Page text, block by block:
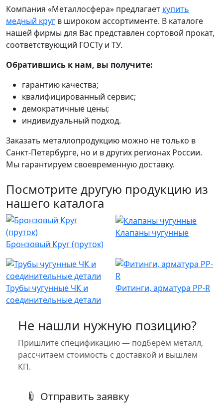
Компания «Металлосфера» предлагает купить
медный круг в широком ассортименте. В каталоге
нашей фирмы для Вас представлен сортовой прокат,
соответствующий ГОСТу и ТУ.
Обратившись к нам, вы получите:
гарантию качества;
квалифицированный сервис;
демократичные цены;
индивидуальный подход.
Заказать металлопродукцию можно не только в
Санкт-Петербурге, но и в других регионах России.
Мы гарантируем своевременную доставку.
Посмотрите другую продукцию из
нашего каталога
Бронзовый Круг (пруток)
Клапаны чугунные
Трубы чугунные ЧК и
соединительные детали
Фитинги, арматура PP-R
Не нашли нужную позицию?
Пришлите спецификацию — подберём металл,
рассчитаем стоимость с доставкой и вышлем
КП.
Отправить заявку